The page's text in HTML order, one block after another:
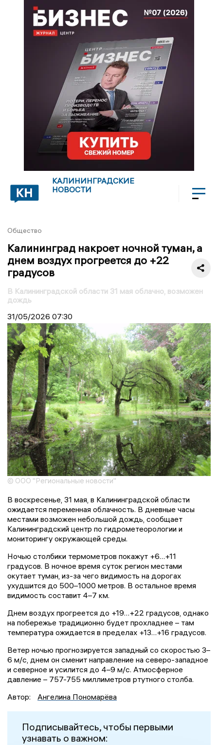
КАЛИНИНГРАДСКИЕ
НОВОСТИ
Общество
Калининград накроет ночной туман, а
днем воздух прогреется до +22
градусов
В Калининградской области 31 мая облачно, возможен
дождь
31/05/2026 07:30
© ООО "Региональные новости"
В воскресенье, 31 мая, в Калининградской области
ожидается переменная облачность. В дневные часы
местами возможен небольшой дождь, сообщает
Калининградский центр по гидрометеорологии и
мониторингу окружающей среды.
Ночью столбики термометров покажут +6…+11
градусов. В ночное время суток регион местами
окутает туман, из-за чего видимость на дорогах
ухудшится до 500–1000 метров. В остальное время
видимость составит 4–7 км.
Днем воздух прогреется до +19…+22 градусов, однако
на побережье традиционно будет прохладнее – там
температура ожидается в пределах +13…+16 градусов.
Ветер ночью прогнозируется западный со скоростью 3–
6 м/с, днем он сменит направление на северо-западное
и северное и усилится до 4–9 м/с. Атмосферное
давление – 757-755 миллиметров ртутного столба.
Автор:
Ангелина Пономарёва
Подписывайтесь, чтобы первыми
узнавать о важном: